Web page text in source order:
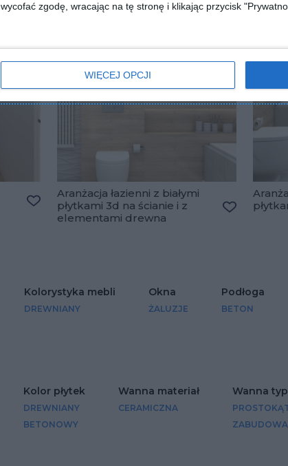
wycofać zgodę, wracając na tę stronę i klikając przycisk
WIĘCEJ OPCJI
Dodaj do ulubionych
Aranżacja łazienni z białymi
płytkami 3d na ścianie i z
elementami drewna
Kolorystyka mebli
DREWNIANY
Okna
ŻALUZJE
Podłoga
BETON
Kolor płytek
DREWNIANY
BETONOWY
Wanna materiał
CERAMICZNA
Wanna typ